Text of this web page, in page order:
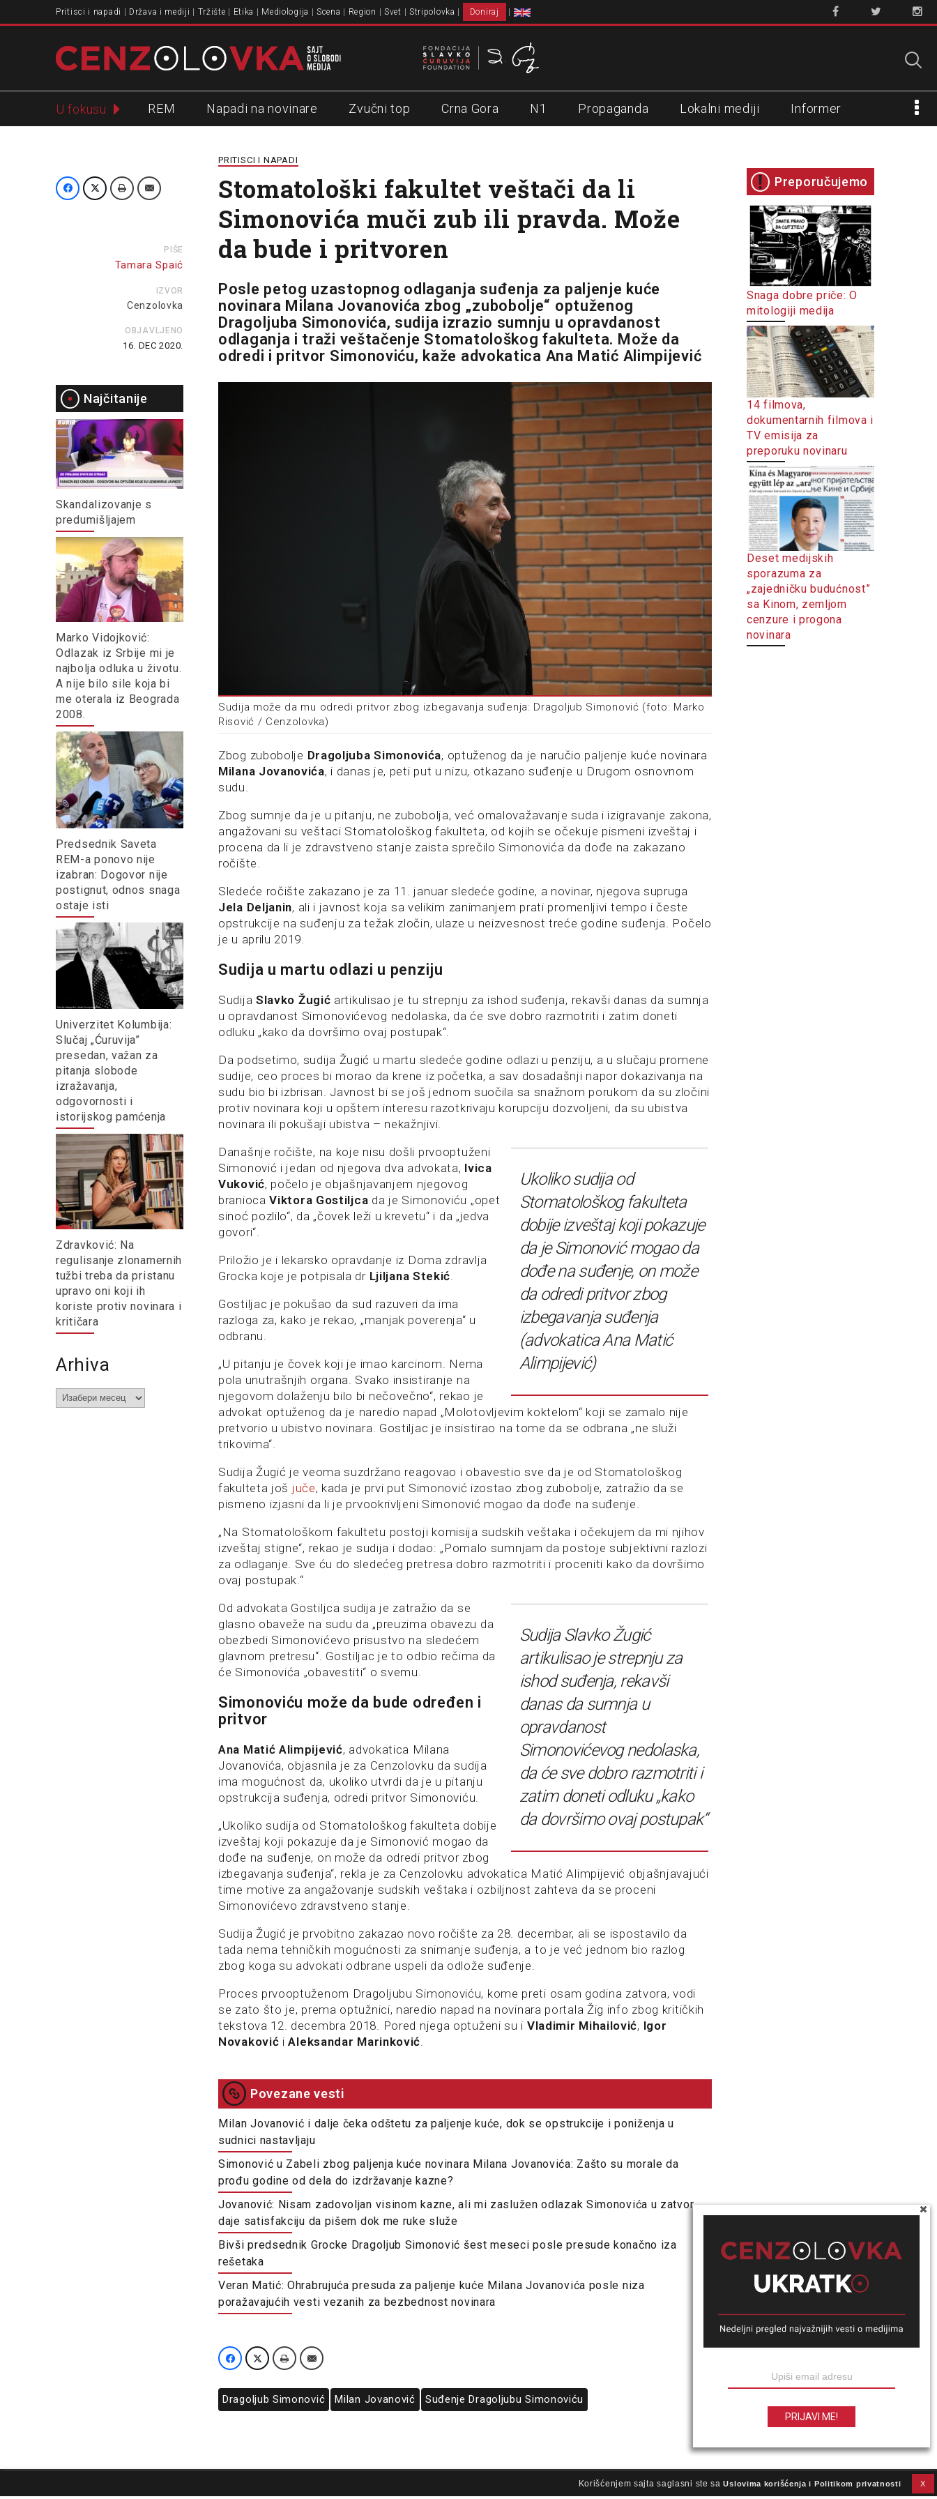
Pritisci i napadi Država i mediji Tržište Etika Mediologija Scena Region Svet Stripolovka Doniraj
U fokusu REM Napadi na novinare Zvučni top Crna Gora N1 Propaganda Lokalni mediji Informer
PIŠE
Tamara Spaić
IZVOR
Cenzolovka
OBJAVLJENO
16. DEC 2020.
Najčitanije
Skandalizovanje s
predumišljajem
Marko Vidojković:
Odlazak iz Srbije mi je
najbolja odluka u životu.
A nije bilo sile koja bi
me oterala iz Beograda
2008.
Predsednik Saveta
REM-a ponovo nije
izabran: Dogovor nije
postignut, odnos snaga
ostaje isti
Univerzitet Kolumbija:
Slučaj „Ćuruvija”
presedan, važan za
pitanja slobode
izražavanja,
odgovornosti i
istorijskog pamćenja
Zdravković: Na
regulisanje zlonamernih
tužbi treba da pristanu
upravo oni koji ih
koriste protiv novinara i
kritičara
Arhiva
Arhiva
PRITISCI I NAPADI
Stomatološki fakultet veštači da li
Simonovića muči zub ili pravda. Može
da bude i pritvoren
Posle petog uzastopnog odlaganja suđenja za paljenje kuće
novinara Milana Jovanovića zbog „zubobolje“ optuženog
Dragoljuba Simonovića, sudija izrazio sumnju u opravdanost
odlaganja i traži veštačenje Stomatološkog fakulteta. Može da
odredi i pritvor Simonoviću, kaže advokatica Ana Matić Alimpijević
Sudija može da mu odredi pritvor zbog izbegavanja suđenja: Dragoljub Simonović (foto: Marko
Risović / Cenzolovka)
Zbog zubobolje Dragoljuba Simonovića, optuženog da je naručio paljenje kuće novinara
Milana Jovanovića, i danas je, peti put u nizu, otkazano suđenje u Drugom osnovnom
sudu.
Zbog sumnje da je u pitanju, ne zubobolja, već omalovažavanje suda i izigravanje zakona,
angažovani su veštaci Stomatološkog fakulteta, od kojih se očekuje pismeni izveštaj i
procena da li je zdravstveno stanje zaista sprečilo Simonovića da dođe na zakazano
ročište.
Sledeće ročište zakazano je za 11. januar sledeće godine, a novinar, njegova supruga
Jela Deljanin, ali i javnost koja sa velikim zanimanjem prati promenljivi tempo i česte
opstrukcije na suđenju za težak zločin, ulaze u neizvesnost treće godine suđenja. Počelo
je u aprilu 2019.
Sudija u martu odlazi u penziju
Sudija Slavko Žugić artikulisao je tu strepnju za ishod suđenja, rekavši danas da sumnja
u opravdanost Simonovićevog nedolaska, da će sve dobro razmotriti i zatim doneti
odluku „kako da dovršimo ovaj postupak“.
Da podsetimo, sudija Žugić u martu sledeće godine odlazi u penziju, a u slučaju promene
sudije, ceo proces bi morao da krene iz početka, a sav dosadašnji napor dokazivanja na
sudu bio bi izbrisan. Javnost bi se još jednom suočila sa snažnom porukom da su zločini
protiv novinara koji u opštem interesu razotkrivaju korupciju dozvoljeni, da su ubistva
novinara ili pokušaji ubistva – nekažnjivi.
Ukoliko sudija od
Stomatološkog fakulteta
dobije izveštaj koji pokazuje
da je Simonović mogao da
dođe na suđenje, on može
da odredi pritvor zbog
izbegavanja suđenja
(advokatica Ana Matić
Alimpijević)
Današnje ročište, na koje nisu došli prvooptuženi
Simonović i jedan od njegova dva advokata, Ivica
Vuković, počelo je objašnjavanjem njegovog
braniocaViktora Gostiljca da je Simonoviću „opet
sinoć pozlilo“, da „čovek leži u krevetu“ i da „jedva
govori“.
Priložio je i lekarsko opravdanje iz Doma zdravlja
Grocka koje je potpisala dr Ljiljana Stekić
Gostiljac je pokušao da sud razuveri da ima
razloga za, kako je rekao, „manjak poverenja“ u
odbranu.
„U pitanju je čovek koji je imao karcinom. Nema
pola unutrašnjih organa. Svako insistiranje na
njegovom dolaženju bilo bi nečovečno“, rekao je
advokat optuženog da je naredio napad „Molotovljevim koktelom“ koji se zamalo nije
pretvorio u ubistvo novinara. Gostiljac je insistirao na tome da se odbrana „ne služi
trikovima“.
Sudija Žugić je veoma suzdržano reagovao i obavestio sve da je od Stomatološkog
fakulteta još juče, kada je prvi put Simonović izostao zbog zubobolje, zatražio da se
pismeno izjasni da li je prvookrivljeni Simonović mogao da dođe na suđenje.
„Na Stomatološkom fakultetu postoji komisija sudskih veštaka i očekujem da mi njihov
izveštaj stigne“, rekao je sudija i dodao: „Pomalo sumnjam da postoje subjektivni razlozi
za odlaganje. Sve ću do sledećeg pretresa dobro razmotriti i proceniti kako da dovršimo
ovaj postupak.“
Sudija Slavko Žugić
artikulisao je strepnju za
ishod suđenja, rekavši
danas da sumnja u
opravdanost
Simonovićevog nedolaska,
da će sve dobro razmotriti i
zatim doneti odluku „kako
da dovršimo ovaj postupak“
Od advokata Gostiljca sudija je zatražio da se
glasno obaveže na sudu da „preuzima obavezu da
obezbedi Simonovićevo prisustvo na sledećem
glavnom pretresu“. Gostiljac je to odbio rečima da
će Simonovića „obavestiti“ o svemu.
Simonoviću može da bude određen i
pritvor
Ana Matić Alimpijević, advokatica Milana
Jovanovića, objasnila je za Cenzolovku da sudija
ima mogućnost da, ukoliko utvrdi da je u pitanju
opstrukcija suđenja, odredi pritvor Simonoviću.
„Ukoliko sudija od Stomatološkog fakulteta dobije
izveštaj koji pokazuje da je Simonović mogao da
dođe na suđenje, on može da odredi pritvor zbog
izbegavanja suđenja“, rekla je za Cenzolovku advokatica Matić Alimpijević objašnjavajući
time motive za angažovanje sudskih veštaka i ozbiljnost zahteva da se proceni
Simonovićevo zdravstveno stanje.
Sudija Žugić je prvobitno zakazao novo ročište za 28. decembar, ali se ispostavilo da
tada nema tehničkih mogućnosti za snimanje suđenja, a to je već jednom bio razlog
zbog koga su advokati odbrane uspeli da odlože suđenje.
Proces prvooptuženom Dragoljubu Simonoviću, kome preti osam godina zatvora, vodi
se zato što je, prema optužnici, naredio napad na novinara portala Žig info zbog kritičkih
tekstova 12. decembra 2018. Pored njega optuženi su i Vladimir Mihailović, Igor
Novaković i Aleksandar Marinković
Povezane vesti
Milan Jovanović i dalje čeka odštetu za paljenje kuće, dok se opstrukcije i poniženja u
sudnici nastavljaju
Simonović u Zabeli zbog paljenja kuće novinara Milana Jovanovića: Zašto su morale da
prođu godine od dela do izdržavanje kazne?
Jovanović: Nisam zadovoljan visinom kazne, ali mi zaslužen odlazak Simonovića u zatvor
daje satisfakciju da pišem dok me ruke služe
Bivši predsednik Grocke Dragoljub Simonović šest meseci posle presude konačno iza
rešetaka
Veran Matić: Ohrabrujuća presuda za paljenje kuće Milana Jovanovića posle niza
poražavajućih vesti vezanih za bezbednost novinara
Dragoljub Simonović Milan Jovanović Suđenje Dragoljubu Simonoviću
Preporučujemo
Snaga dobre priče: O
mitologiji medija
14 filmova,
dokumentarnih filmova i
TV emisija za
preporuku novinaru
Deset medijskih
sporazuma za
„zajedničku budućnost”
sa Kinom, zemljom
cenzure i progona
novinara
Korišćenjem sajta saglasni ste saUslovima korišćenja i Politikom privatnosti X